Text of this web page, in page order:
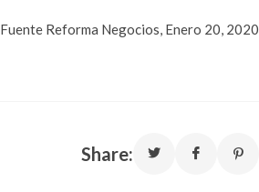
Fuente Reforma Negocios, Enero 20, 2020
Share: